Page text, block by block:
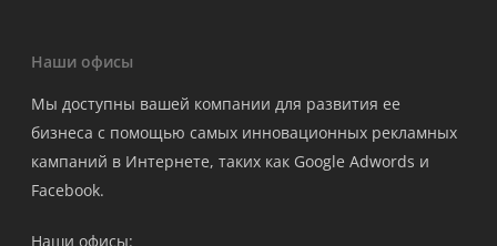
Наши офисы
Мы доступны вашей компании для развития ее
бизнеса с помощью самых инновационных рекламных
кампаний в Интернете, таких как Google Adwords и
Facebook.
Наши офисы: